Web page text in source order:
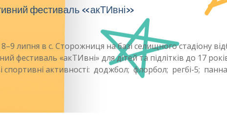
фестиваль «акТИвні»
липня в с. Сторожниця на базі селищного стадіону
фестиваль «акТИвні» для дітей та підлітків до 17
спортивні активності: доджбол; флорбол; регбі-5;